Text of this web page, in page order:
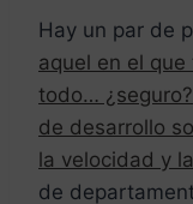
Hay un par de
aquel en el
todo… ¿seguro?
de desarrollo
la velocidad y
de